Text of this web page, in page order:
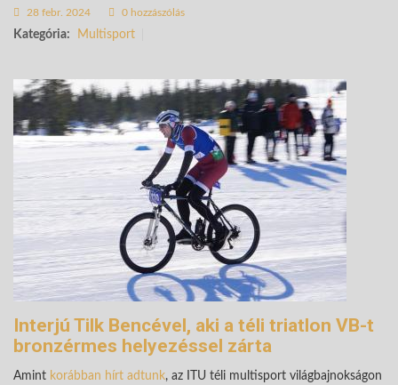
28 febr. 2024 0 hozzászólás
Kategória: Multisport
Interjú Tilk Bencével, aki a téli triatlon VB-t
bronzérmes helyezéssel zárta
Amint korábban hírt adtunk, az ITU téli multisport világbajnokságon